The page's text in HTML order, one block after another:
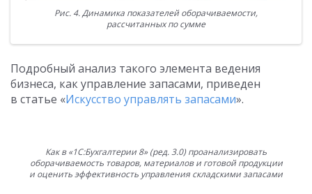
Рис. 4. Динамика показателей оборачиваемости,
рассчитанных по сумме
Подробный анализ такого элемента ведения
бизнеса, как управление запасами, приведен
в статье «Искусство управлять запасами».
Как в «1С:Бухгалтерии 8» (ред. 3.0) проанализировать
оборачиваемость товаров, материалов и готовой продукции
и оценить эффективность управления складскими запасами